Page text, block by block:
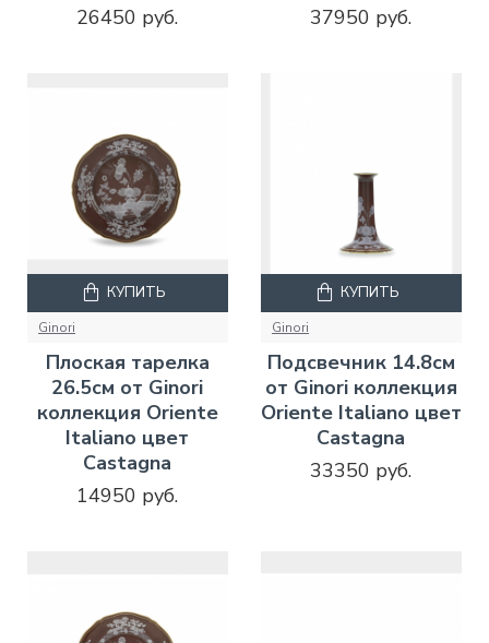
26450 руб.
37950 руб.
Ginori
Плоская тарелка
26.5см от Ginori
коллекция Oriente
Italiano цвет
Castagna
14950 руб.
КУПИТЬ
Ginori
Подсвечник 14.8см
от Ginori коллекция
Oriente Italiano цвет
Castagna
33350 руб.
КУПИТЬ